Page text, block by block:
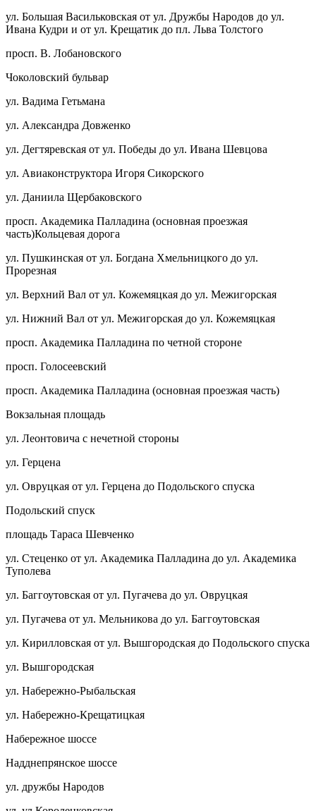
ул. Большая Васильковская от ул. Дружбы Народов до ул.
Ивана Кудри и от ул. Крещатик до пл. Льва Толстого
просп. В. Лобановского
Чоколовский бульвар
ул. Вадима Гетьмана
ул. Александра Довженко
ул. Дегтяревская от ул. Победы до ул. Ивана Шевцова
ул. Авиаконструктора Игоря Сикорского
ул. Даниила Щербаковского
просп. Академика Палладина (основная проезжая
часть)Кольцевая дорога
ул. Пушкинская от ул. Богдана Хмельницкого до ул.
Прорезная
ул. Верхний Вал от ул. Кожемяцкая до ул. Межигорская
ул. Нижний Вал от ул. Межигорская до ул. Кожемяцкая
просп. Академика Палладина по четной стороне
просп. Голосеевский
просп. Академика Палладина (основная проезжая часть)
Вокзальная площадь
ул. Леонтовича с нечетной стороны
ул. Герцена
ул. Овруцкая от ул. Герцена до Подольского спуска
Подольский спуск
площадь Тараса Шевченко
ул. Стеценко от ул. Академика Палладина до ул. Академика
Туполева
ул. Баггоутовская от ул. Пугачева до ул. Овруцкая
ул. Пугачева от ул. Мельникова до ул. Баггоутовская
ул. Кирилловская от ул. Вышгородская до Подольского спуска
ул. Вышгородская
ул. Набережно-Рыбальская
ул. Набережно-Крещатицкая
Набережное шоссе
Надднепрянское шоссе
ул. дружбы Народов